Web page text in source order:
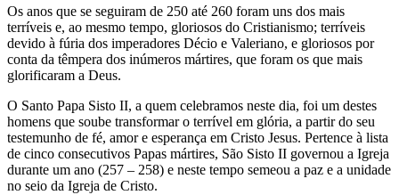
Os anos que se seguiram de 250 até 260 foram uns dos mais
terríveis e, ao mesmo tempo, gloriosos do Cristianismo; terríveis
devido à fúria dos imperadores Décio e Valeriano, e gloriosos por
conta da têmpera dos inúmeros mártires, que foram os que mais
glorificaram a Deus.
O Santo Papa Sisto II, a quem celebramos neste dia, foi um destes
homens que soube transformar o terrível em glória, a partir do seu
testemunho de fé, amor e esperança em Cristo Jesus. Pertence à lista
de cinco consecutivos Papas mártires, São Sisto II governou a Igreja
durante um ano (257 – 258) e neste tempo semeou a paz e a unidade
no seio da Igreja de Cristo.